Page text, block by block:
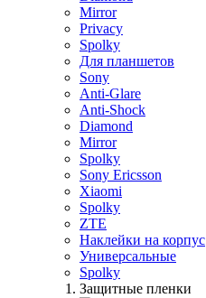
Mirror
Privacy
Spolky
Для планшетов
Sony
Anti-Glare
Anti-Shock
Diamond
Mirror
Spolky
Sony Ericsson
Xiaomi
Spolky
ZTE
Наклейки на корпус
Универсальные
Spolky
Защитные пленки